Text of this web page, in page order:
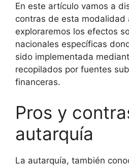
En este artículo vamos a
contras de esta modalidad
exploraremos los efectos
nacionales específicas
sido implementada
recopilados por fuentes
financeras.
Pros y
autarquía
La autarquía, también